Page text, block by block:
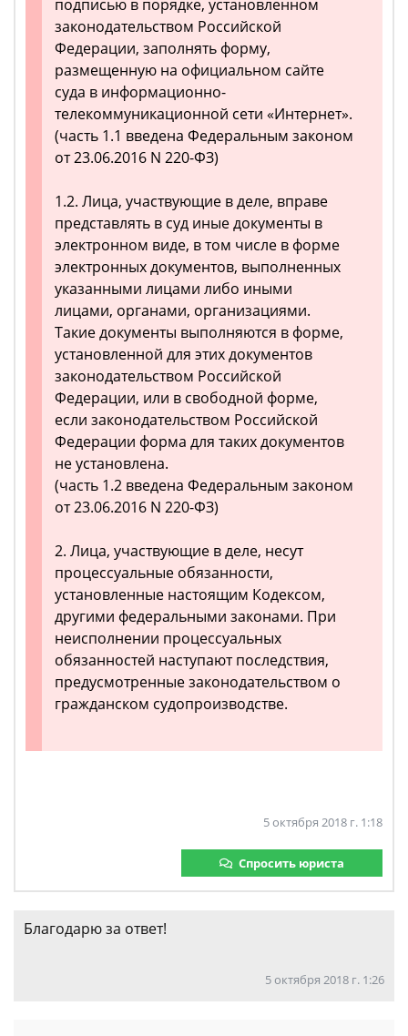
подписью в порядке, установленном
законодательством Российской
Федерации, заполнять форму,
размещенную на официальном сайте
суда в информационно-
телекоммуникационной сети «Интернет».
(часть 1.1 введена Федеральным законом
от 23.06.2016 N 220-ФЗ)
1.2. Лица, участвующие в деле, вправе
представлять в суд иные документы в
электронном виде, в том числе в форме
электронных документов, выполненных
указанными лицами либо иными
лицами, органами, организациями.
Такие документы выполняются в форме,
установленной для этих документов
законодательством Российской
Федерации, или в свободной форме,
если законодательством Российской
Федерации форма для таких документов
не установлена.
(часть 1.2 введена Федеральным законом
от 23.06.2016 N 220-ФЗ)
2. Лица, участвующие в деле, несут
процессуальные обязанности,
установленные настоящим Кодексом,
другими федеральными законами. При
неисполнении процессуальных
обязанностей наступают последствия,
предусмотренные законодательством о
гражданском судопроизводстве.
5 октября 2018 г. 1:18
Спросить юриста
Благодарю за ответ!
5 октября 2018 г. 1:26